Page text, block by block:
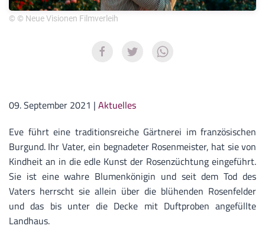
© © Neue Visionen Filmverleih
09. September 2021 | Aktuelles
Eve führt eine traditionsreiche Gärtnerei im französischen
Burgund. Ihr Vater, ein begnadeter Rosenmeister, hat sie von
Kindheit an in die edle Kunst der Rosenzüchtung eingeführt.
Sie ist eine wahre Blumenkönigin und seit dem Tod des
Vaters herrscht sie allein über die blühenden Rosenfelder
und das bis unter die Decke mit Duftproben angefüllte
Landhaus.